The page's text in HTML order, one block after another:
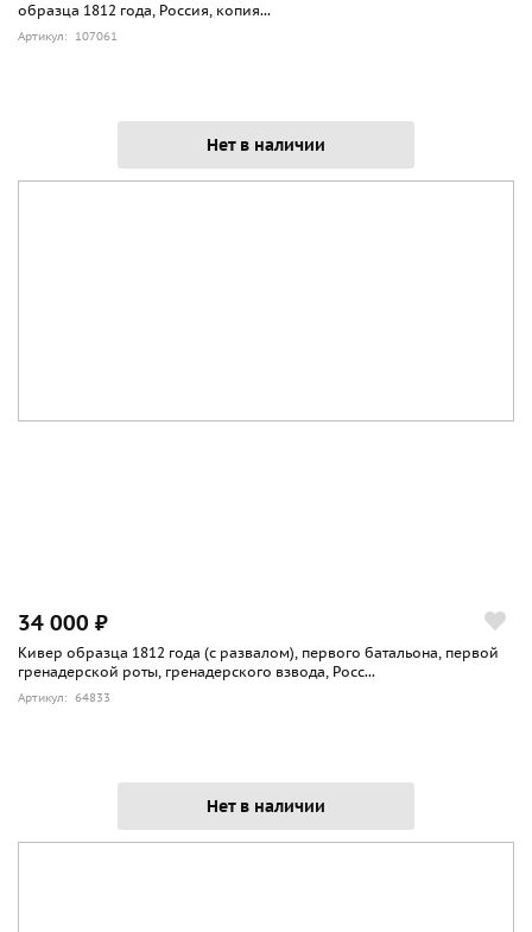
образца 1812 года, Россия, копия...
Артикул: 107061
Нет в наличии
34 000 ₽
Кивер образца 1812 года (с развалом), первого батальона, первой
гренадерской роты, гренадерского взвода, Росс...
Артикул: 64833
Нет в наличии